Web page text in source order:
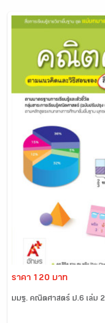
ราคา 120 บาท
มมฐ. คณิตศาสตร์ ป.6 เล่ม 2